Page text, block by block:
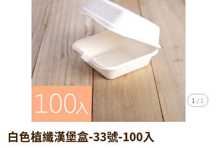
1 / 1
白色植纖漢堡盒-33號-100入